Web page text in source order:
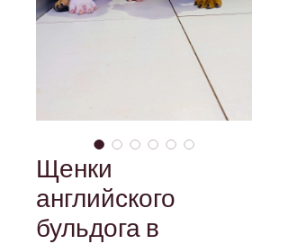
Щенки
английского
бульдога в